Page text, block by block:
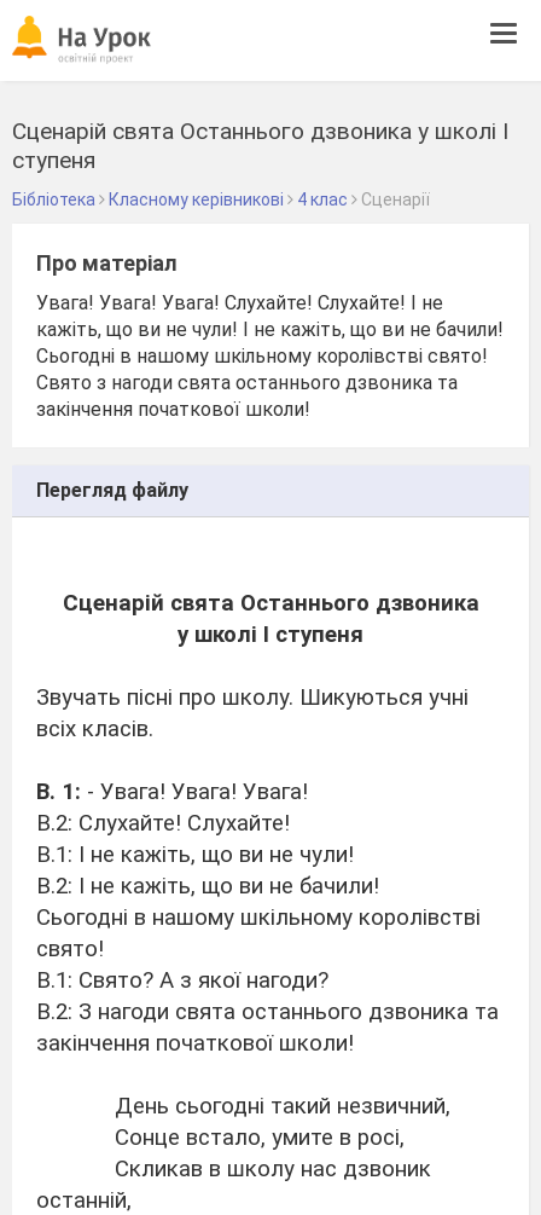
Сценарій свята Останнього дзвоника у школі І
ступеня
Бібліотека Класному керівникові 4 клас Сценарії
Про матеріал
Увага! Увага! Увага! Слухайте! Слухайте! І не
кажіть, що ви не чули! І не кажіть, що ви не бачили!
Сьогодні в нашому шкільному королівстві свято!
Свято з нагоди свята останнього дзвоника та
закінчення початкової школи!
Перегляд файлу
Сценарій свята Останнього дзвоника
у школі І ступеня
Звучать пісні про школу. Шикуються учні
всіх класів.
В. 1: - Увага! Увага! Увага!
В.2: Слухайте! Слухайте!
В.1: І не кажіть, що ви не чули!
В.2: І не кажіть, що ви не бачили!
Сьогодні в нашому шкільному королівстві
свято!
В.1: Свято? А з якої нагоди?
В.2: З нагоди свята останнього дзвоника та
закінчення початкової школи!
День сьогодні такий незвичний,
Сонце встало, умите в росі,
Скликав в школу нас дзвоник
останній,